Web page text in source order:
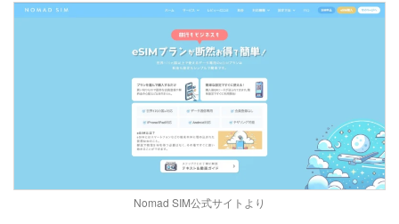
Nomad SIM公式サイトより